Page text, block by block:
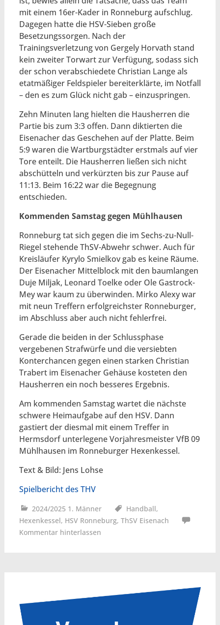
mit einem 16er-Kader in Ronneburg aufschlug.
Dagegen hatte die HSV-Sieben große
Besetzungssorgen. Nach der
Trainingsverletzung von Gergely Horvath stand
kein zweiter Torwart zur Verfügung, sodass sich
der schon verabschiedete Christian Lange als
etatmäßiger Feldspieler bereiterklärte, im Notfall
– den es zum Glück nicht gab – einzuspringen.
Zehn Minuten lang hielten die Hausherren die
Partie bis zum 3:3 offen. Dann diktierten die
Eisenacher das Geschehen auf der Platte. Beim
5:9 waren die Wartburgstädter erstmals auf vier
Tore enteilt. Die Hausherren ließen sich nicht
abschütteln und verkürzten bis zur Pause auf
11:13. Beim 16:22 war die Begegnung
entschieden.
Kommenden Samstag gegen Mühlhausen
Ronneburg tat sich gegen die im Sechs-zu-Null-
Riegel stehende ThSV-Abwehr schwer. Auch für
Kreisläufer Kyrylo Smielkov gab es keine Räume.
Der Eisenacher Mittelblock mit den baumlangen
Duje Miljak, Leonard Toelke oder Ole Gastrock-
Mey war kaum zu überwinden. Mirko Alexy war
mit neun Treffern erfolgreichster Ronneburger,
im Abschluss aber auch nicht fehlerfrei.
Gerade die beiden in der Schlussphase
vergebenen Strafwürfe und die versiebten
Konterchancen gegen einen starken Christian
Trabert im Eisenacher Gehäuse kosteten den
Hausherren ein noch besseres Ergebnis.
Am kommenden Samstag wartet die nächste
schwere Heimaufgabe auf den HSV. Dann
gastiert der diesmal mit einem Treffer in
Hermsdorf unterlegene Vorjahresmeister VfB 09
Mühlhausen im Ronneburger Hexenkessel.
Text & Bild: Jens Lohse
Spielbericht des THV
2024/2025 1. Männer Handball,
Hexenkessel, HSV Ronneburg, ThSV Eisenach
Kommentar hinterlassen